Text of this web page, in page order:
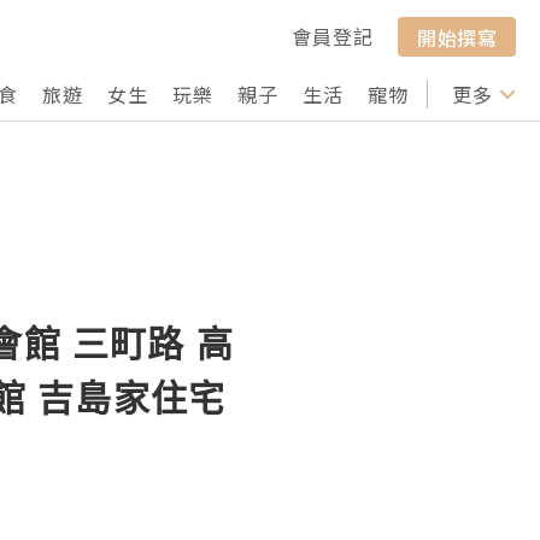
會員登記
開始撰寫
旅遊 女生 玩樂 親子 生活 寵物 行山 打卡
更多
館 三町路 高
吉島家住宅